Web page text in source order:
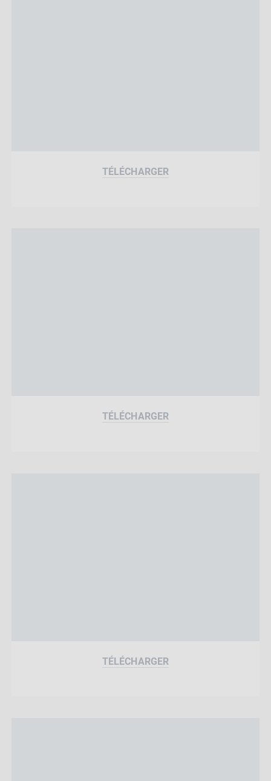
TÉLÉCHARGER
TÉLÉCHARGER
TÉLÉCHARGER